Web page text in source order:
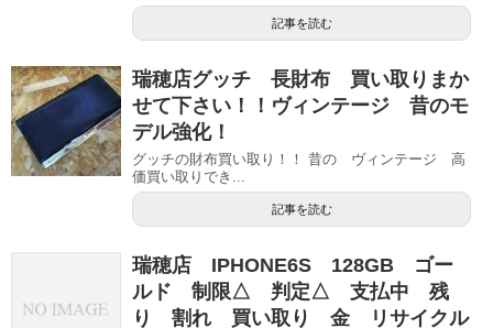
記事を読む
瑞穂店グッチ 長財布 買い取りまか
せて下さい！！ヴィンテージ 昔のモ
デル強化！
グッチの財布買い取り！！ 昔の ヴィンテージ 高
価買い取りでき...
記事を読む
瑞穂店 IPHONE6S 128GB ゴー
ルド 制限△ 判定△ 支払中 残
り 割れ 買い取り 金 リサイクル